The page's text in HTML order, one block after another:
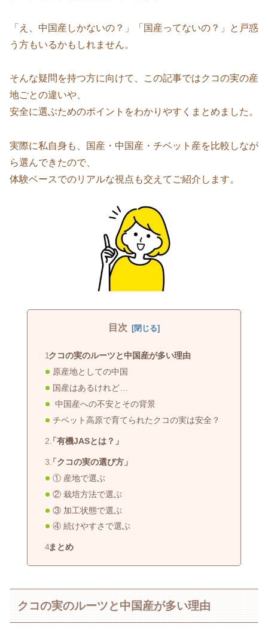
「え、中国産しかないの？」「国産ってないの？」と戸惑
う方もいるかもしれません。
そんな疑問を持つ方に向けて、この記事ではクコの実の産
地ごとの違いや、
安全に選ぶためのポイントをわかりやすくまとめました。
実際に私自身も、国産・中国産・チベット産を比較しなが
ら選んできたので、
体験ベースでのリアルな視点も交えてご紹介します。
目次
クコの実のルーツと中国産が多い理由
原産地としての中国
国産はあるけれど…
中国産への不安とその背景
チベット高原で育てられたクコの実は安全？
「有機JASとは？」
「クコの実の選び方」
① 産地で選ぶ
② 栽培方法で選ぶ
③ 加工状態で選ぶ
④ 続けやすさで選ぶ
まとめ
クコの実のルーツと中国産が多い理由